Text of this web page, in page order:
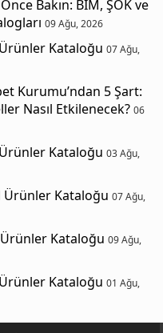
Bakın: BİM, ŞOK ve
09 Ağu, 2026
Kataloğu 07 Ağu,
Kurumu’ndan 5 Şart:
Nasıl Etkilenecek? 06
Kataloğu 03 Ağu,
Ürünler Kataloğu 07 Ağu,
Kataloğu 09 Ağu,
Kataloğu 01 Ağu,